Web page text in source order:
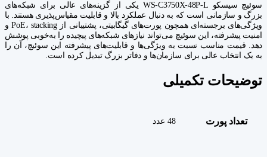
سوئیچ سیسکو WS-C3750X-48P-L یکی از گزینه‌های عالی برای شبکه‌های
بزرگ و سازمانی است که به دنبال عملکرد بالا و قابلیت مقیاس‌پذیری هستند. با
ویژگی‌های برجسته‌ای همچون پورت‌های گیگابیتی، پشتیبانی از PoE، stacking و
امنیت پیشرفته، این سوئیچ می‌تواند نیازهای شبکه‌های پیچیده را به‌خوبی پوشش
دهد. قیمت مناسب نسبت به ویژگی‌ها و قابلیت‌های پیشرفته این سوئیچ، آن را
به یک انتخاب عالی برای سازمان‌ها و دفاتر بزرگ تبدیل کرده است.
توضیحات تکمیلی
تعداد پورت 48 عدد